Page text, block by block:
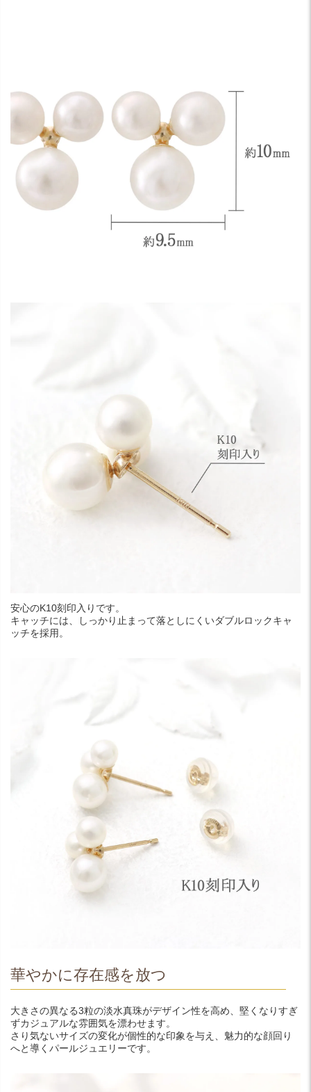
安心のK10刻印入りです。
キャッチには、しっかり止まって落としにくいダブルロックキャ
ッチを採用。
華やかに存在感を放つ
大きさの異なる3粒の淡水真珠がデザイン性を高め、堅くなりすぎ
ずカジュアルな雰囲気を漂わせます。
さり気ないサイズの変化が個性的な印象を与え、魅力的な顔回り
へと導くパールジュエリーです。